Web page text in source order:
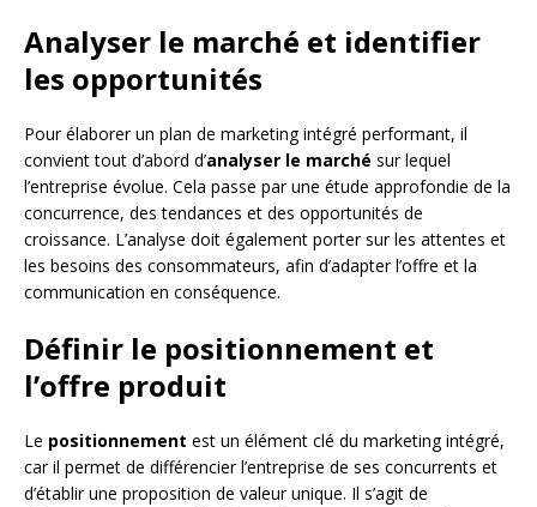
Analyser le marché et identifier
les opportunités
Pour élaborer un plan de marketing intégré performant, il
convient tout d’abord d’analyser le marché sur lequel
l’entreprise évolue. Cela passe par une étude approfondie de la
concurrence, des tendances et des opportunités de
croissance. L’analyse doit également porter sur les attentes et
les besoins des consommateurs, afin d’adapter l’offre et la
communication en conséquence.
Définir le positionnement et
l’offre produit
Le positionnement est un élément clé du marketing intégré,
car il permet de différencier l’entreprise de ses concurrents et
d’établir une proposition de valeur unique. Il s’agit de